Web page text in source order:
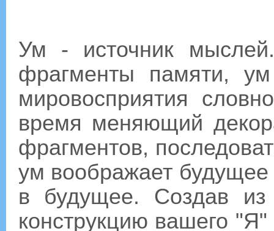
Ум - источник
фрагменты памяти, ум
мировосприятия
время меняющий
фрагментов,
ум воображает
в будущее. Создав
конструкцию вашего